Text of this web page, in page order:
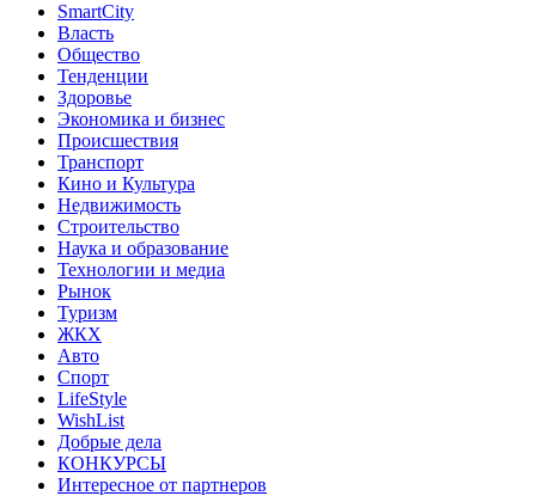
SmartCity
Власть
Общество
Тенденции
Здоровье
Экономика и бизнес
Происшествия
Транспорт
Кино и Культура
Недвижимость
Строительство
Наука и образование
Технологии и медиа
Рынок
Туризм
ЖКХ
Авто
Спорт
LifeStyle
WishList
Добрые дела
КОНКУРСЫ
Интересное от партнеров